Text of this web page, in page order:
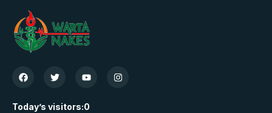
Today’s visitors:0